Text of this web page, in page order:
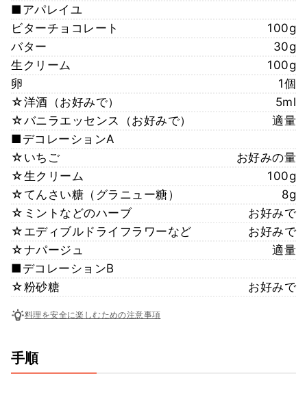
■アパレイユ
ビターチョコレート
100g
バター
30g
生クリーム
100g
卵
1個
☆洋酒（お好みで）
5ml
☆バニラエッセンス（お好みで）
適量
■デコレーションA
☆いちご
お好みの量
☆生クリーム
100g
☆てんさい糖（グラニュー糖）
8g
☆ミントなどのハーブ
お好みで
☆エディブルドライフラワーなど
お好みで
☆ナパージュ
適量
■デコレーションB
☆粉砂糖
お好みで
料理を安全に楽しむための注意事項
手順